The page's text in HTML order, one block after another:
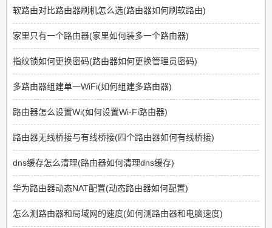
软路由对比路由器刷机怎么选(路由器如何刷软路由)
家里只有一个路由器(家里如何装多一个路由器)
指纹锁如何更换密码(路由器如何更换管理员密码)
多路由器组建单一WiFi(如何组建多路由器)
路由器怎么设置Wi(如何设置Wi-Fi路由器)
路由器无线桥接与有线桥接(四个路由器如何有线桥接)
dns缓存怎么清理(路由器如何清理dns缓存)
华为路由器动态NAT配置(动态路由器如何配置)
怎么测路由器和局域网的速度(如何测路由器和电脑速度)